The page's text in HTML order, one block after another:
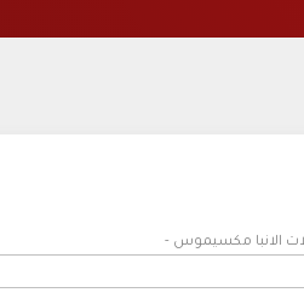
الانبا مكسيموس -